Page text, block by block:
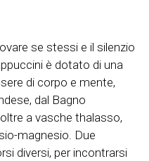
se stessi e il silenzio
è dotato di una
di corpo e mente,
dal Bagno
a vasche thalasso,
magnesio. Due
diversi, per incontrarsi